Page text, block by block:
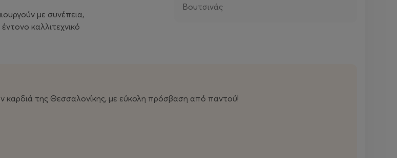
με συνέπεια,
καλλιτεχνικό
Βουτσινάς
καρδιά της Θεσσαλονίκης, με εύκολη πρόσβαση από παντού!